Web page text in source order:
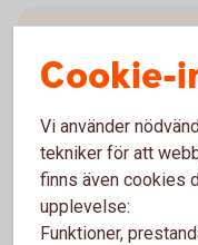
Du som är fackligt
till förmånlig ränta,
avgifter. Vi
punkters
Medlemslån
Cookie-
Vi använder
tekniker för att
finns även cookies
upplevelse:
Funktioner,